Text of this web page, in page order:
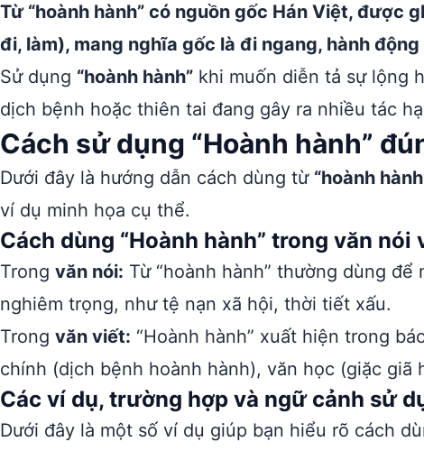
Từ “hoành hành” có nguồn gốc Hán Việt, được
đi, làm), mang nghĩa gốc là đi ngang, hành
Sử dụng “hoành hành” khi muốn diễn tả sự lộng
dịch bệnh hoặc thiên tai đang gây ra nhiều tác
Cách sử dụng “Hoành hành”
Dưới đây là hướng dẫn cách dùng từ “hoành
ví dụ minh họa cụ thể.
Cách dùng “Hoành hành” trong văn nói
Trong văn nói: Từ “hoành hành” thường dùng
nghiêm trọng, như tệ nạn xã hội, thời tiết xấu.
Trong văn viết: “Hoành hành” xuất hiện trong
chính (dịch bệnh hoành hành), văn học (giặc giã
Các ví dụ, trường hợp và ngữ cảnh sử
Dưới đây là một số ví dụ giúp bạn hiểu rõ cách